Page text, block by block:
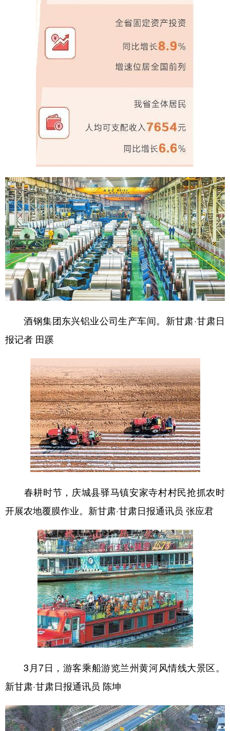
酒钢集团东兴铝业公司生产车间。新甘肃·甘肃日
报记者 田蹊
春耕时节，庆城县驿马镇安家寺村村民抢抓农时
开展农地覆膜作业。新甘肃·甘肃日报通讯员 张应君
3月7日，游客乘船游览兰州黄河风情线大景区。
新甘肃·甘肃日报通讯员 陈坤